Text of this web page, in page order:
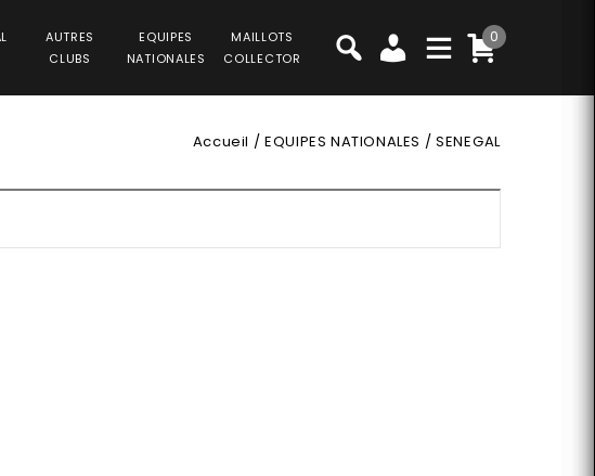
AUTRES
CLUBS
EQUIPES
NATIONALES
MAILLOTS
COLLECTOR
0
Accueil /EQUIPES NATIONALES /SENEGAL